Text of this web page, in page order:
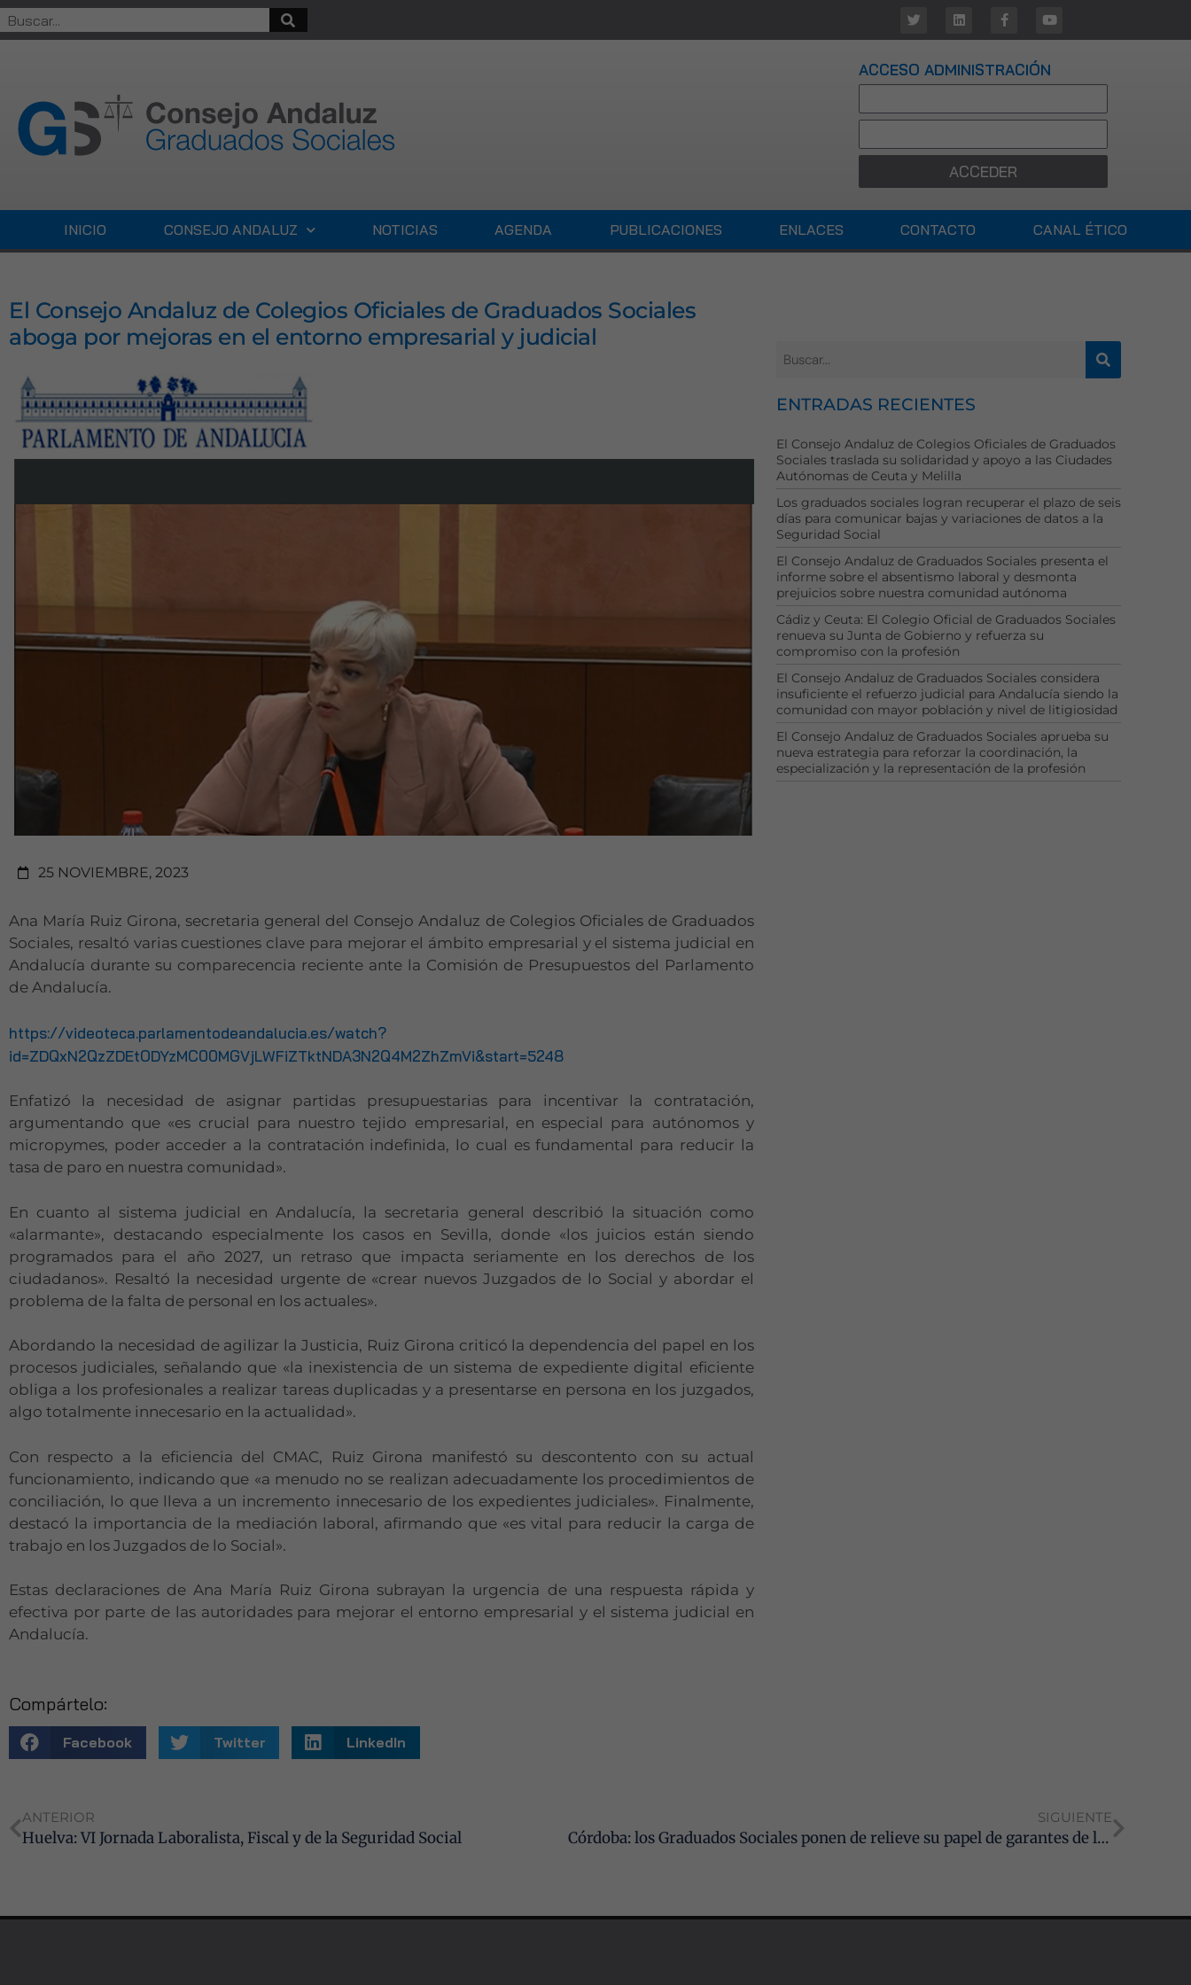
ACCESO ADMINISTRACIÓN
ACCEDER
INICIO CONSEJO ANDALUZ NOTICIAS AGENDA PUBLICACIONES ENLACES CONTACTO CANAL ÉTICO
El Consejo Andaluz de Colegios Oficiales de Graduados Sociales
aboga por mejoras en el entorno empresarial y judicial
25 NOVIEMBRE, 2023
Ana María Ruiz Girona, secretaria general del Consejo Andaluz de Colegios Oficiales de Graduados
Sociales, resaltó varias cuestiones clave para mejorar el ámbito empresarial y el sistema judicial en
Andalucía durante su comparecencia reciente ante la Comisión de Presupuestos del Parlamento
de Andalucía.
https://videoteca.parlamentodeandalucia.es/watch?
id=ZDQxN2QzZDEtODYzMC00MGVjLWFiZTktNDA3N2Q4M2ZhZmVi&start=5248
Enfatizó la necesidad de asignar partidas presupuestarias para incentivar la contratación,
argumentando que «es crucial para nuestro tejido empresarial, en especial para autónomos y
micropymes, poder acceder a la contratación indefinida, lo cual es fundamental para reducir la
tasa de paro en nuestra comunidad».
En cuanto al sistema judicial en Andalucía, la secretaria general describió la situación como
«alarmante», destacando especialmente los casos en Sevilla, donde «los juicios están siendo
programados para el año 2027, un retraso que impacta seriamente en los derechos de los
ciudadanos». Resaltó la necesidad urgente de «crear nuevos Juzgados de lo Social y abordar el
problema de la falta de personal en los actuales».
Abordando la necesidad de agilizar la Justicia, Ruiz Girona criticó la dependencia del papel en los
procesos judiciales, señalando que «la inexistencia de un sistema de expediente digital eficiente
obliga a los profesionales a realizar tareas duplicadas y a presentarse en persona en los juzgados,
algo totalmente innecesario en la actualidad».
Con respecto a la eficiencia del CMAC, Ruiz Girona manifestó su descontento con su actual
funcionamiento, indicando que «a menudo no se realizan adecuadamente los procedimientos de
conciliación, lo que lleva a un incremento innecesario de los expedientes judiciales». Finalmente,
destacó la importancia de la mediación laboral, afirmando que «es vital para reducir la carga de
trabajo en los Juzgados de lo Social».
Estas declaraciones de Ana María Ruiz Girona subrayan la urgencia de una respuesta rápida y
efectiva por parte de las autoridades para mejorar el entorno empresarial y el sistema judicial en
Andalucía.
ENTRADAS RECIENTES
El Consejo Andaluz de Colegios Oficiales de Graduados
Sociales traslada su solidaridad y apoyo a las Ciudades
Autónomas de Ceuta y Melilla
Los graduados sociales logran recuperar el plazo de seis
días para comunicar bajas y variaciones de datos a la
Seguridad Social
El Consejo Andaluz de Graduados Sociales presenta el
informe sobre el absentismo laboral y desmonta
prejuicios sobre nuestra comunidad autónoma
Cádiz y Ceuta: El Colegio Oficial de Graduados Sociales
renueva su Junta de Gobierno y refuerza su
compromiso con la profesión
El Consejo Andaluz de Graduados Sociales considera
insuficiente el refuerzo judicial para Andalucía siendo la
comunidad con mayor población y nivel de litigiosidad
El Consejo Andaluz de Graduados Sociales aprueba su
nueva estrategia para reforzar la coordinación, la
especialización y la representación de la profesión
Compártelo:
Facebook Twitter LinkedIn
ANTERIOR
Huelva: VI Jornada Laboralista, Fiscal y de la Seguridad Social
SIGUIENTE
Córdoba: los Graduados Sociales ponen de relieve su papel de garantes de la Justicia Social durante sus celebraciones patronales
son
funcione la